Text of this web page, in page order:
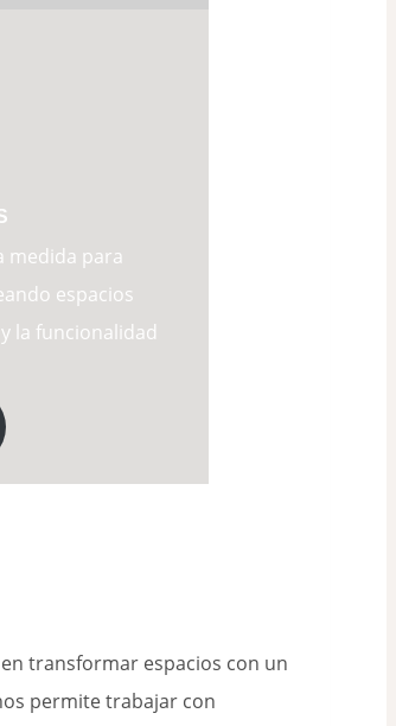
medida para
espacios
la funcionalidad
transformar espacios con un
permite trabajar con